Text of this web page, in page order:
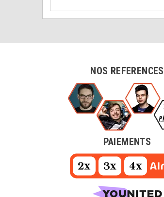
NOS REFERENCES
PAIEMENTS